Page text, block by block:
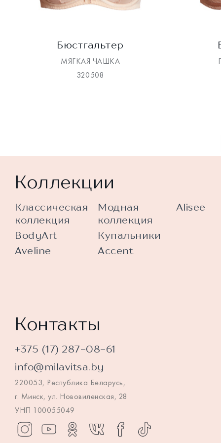
Бюстгальтер
МЯГКАЯ ЧАШКА
320508
Коллекции
Классическая
коллекция
BodyArt
Aveline
Модная
коллекция
Купальники
Accent
Alisee
Контакты
+375 (17) 287-08-61
info@milavitsa.by
220053, Республика Беларусь,
г. Минск, ул. Нововиленская, 28
УНП 100055049